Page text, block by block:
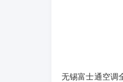
无锡富士通空调